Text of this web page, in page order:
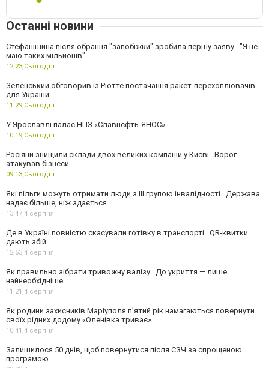
Останні новини
Стефанішина після обрання "запобіжки" зробила першу заяву . "Я не
маю таких мільйонів"
12:23,Сьогодні
Зеленський обговорив із Рютте постачання ракет-перехоплювачів
для України
11:29,Сьогодні
У Ярославлі палає НПЗ «Славнєфть-ЯНОС»
10:19,Сьогодні
Росіяни знищили склади двох великих компаній у Києві . Ворог
атакував бізнеси
09:13,Сьогодні
Які пільги можуть отримати люди з III групою інвалідності . Держава
надає більше, ніж здається
13:47,4 серпня
Де в Україні повністю скасували готівку в транспорті . QR-квитки
дають збій
12:53,4 серпня
Як правильно зібрати тривожну валізу . До укриття — лише
найнеобхідніше
11:21,4 серпня
Як родини захисників Маріуполя пʼятий рік намагаються повернути
своїх рідних додому.«Оленівка триває»
10:41,4 серпня
Залишилося 50 днів, щоб повернутися після СЗЧ за спрощеною
програмою